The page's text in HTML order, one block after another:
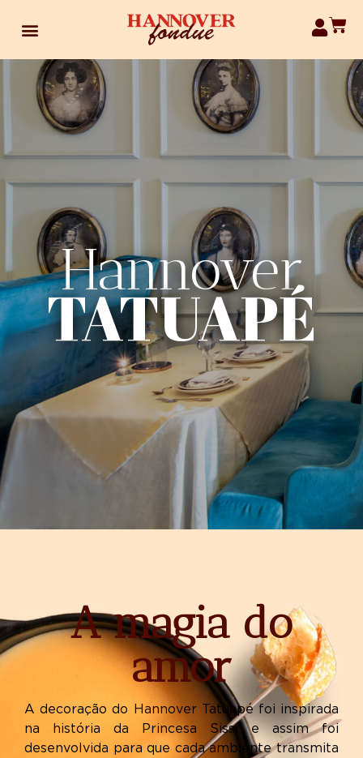
Hannover
TATUAPÉ
A magia do
amor
A decoração do Hannover Tatuapé foi inspirada
na história da Princesa Sissi e assim foi
desenvolvida para que cada ambiente transmita